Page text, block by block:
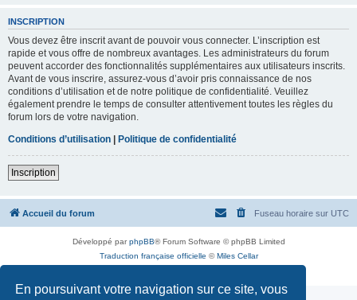
En poursuivant votre navigation sur ce site, vous
INSCRIPTION
Vous devez être inscrit avant de pouvoir vous connecter. L’inscription est
rapide et vous offre de nombreux avantages. Les administrateurs du forum
peuvent accorder des fonctionnalités supplémentaires aux utilisateurs inscrits.
Avant de vous inscrire, assurez-vous d’avoir pris connaissance de nos
conditions d’utilisation et de notre politique de confidentialité. Veuillez
également prendre le temps de consulter attentivement toutes les règles du
forum lors de votre navigation.
Conditions d’utilisation | Politique de confidentialité
Inscription
Accueil du forum Fuseau horaire sur UTC
Développé parphpBB® Forum Software © phpBB Limited
Traduction française officielle ©Miles Cellar